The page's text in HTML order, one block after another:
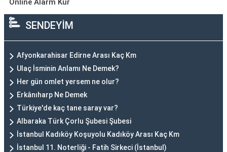
Online Alarm Kur
SENDEYİM
Afyonkarahisar Edirne Arası Kaç Km
Ulaç İsminin Anlamı Ne Demek?
Her gün omlet yersem ne olur?
Erkânıharp Ne Demek
Türkiye'de kaç tane saray var?
Albaraka Türk Çorlu Şubesi Şubesi
İstanbul Kadıköy Koşuyolu Kadıköy Arası Kaç Km
İstanbul 11. Noterliği - Fatih Sirkeci (İstanbul)